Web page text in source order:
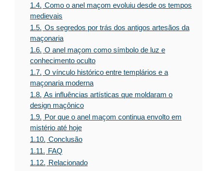
1.4. Como o anel maçom evoluiu desde os tempos
medievais
1.5. Os segredos por trás dos antigos artesãos da
maçonaria
1.6. O anel maçom como símbolo de luz e
conhecimento oculto
1.7. O vínculo histórico entre templários e a
maçonaria moderna
1.8. As influências artísticas que moldaram o
design maçônico
1.9. Por que o anel maçom continua envolto em
mistério até hoje
1.10. Conclusão
1.11. FAQ
1.12. Relacionado